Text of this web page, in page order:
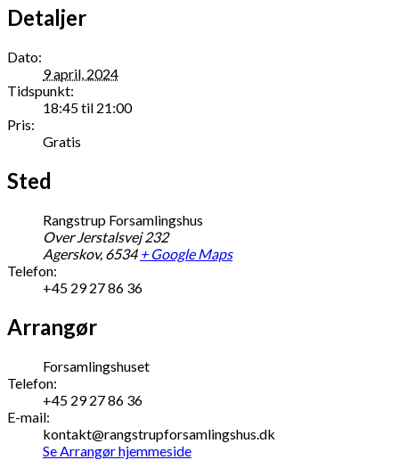
Detaljer
Dato:
9 april, 2024
Tidspunkt:
18:45 til 21:00
Pris:
Gratis
Sted
Rangstrup Forsamlingshus
Over Jerstalsvej 232
Agerskov, 6534 + Google Maps
Telefon:
+45 29 27 86 36
Arrangør
Forsamlingshuset
Telefon:
+45 29 27 86 36
E-mail:
kontakt@rangstrupforsamlingshus.dk
Se Arrangør hjemmeside